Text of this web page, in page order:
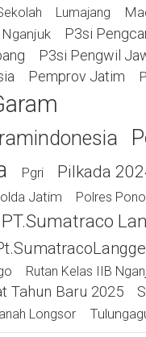
Lumajang
Nganjuk P3si
P3si Pengwil
Pemprov Jatim
Pgri Pilkada
Jatim Polres
PT.Sumatraco
Rutan Kelas IIB
Tahun Baru 2025
Longsor